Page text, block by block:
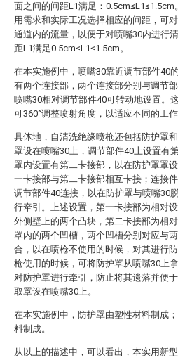
面之间的间距L1满足：0.5cm≤L1≤1.5cm
用需求和实际工况选择相应的间距，可
通道内的流量，以便于对喷嘴30内进行
距L1满足0.5cm≤L1≤1.5cm。
在本实施例中，喷嘴30靠近调节部件40
有两个连接部，两个连接部分别与调节
喷嘴30相对调节部件40可转动地设置。
可360°调整喷射角度，以适应不同的工作
具体地，自清洗绝缘喷枪还包括防护罩
罩设在喷嘴30上，调节部件40上设置有
罩内设置有第二卡接部，以在防护罩罩
一卡接部与第二卡接部相互卡接；连接
调节部件40连接，以在防护罩与喷嘴30
行牵引。上述设置，第一卡接部为相对
外侧壁上的两个凸块，第二卡接部为相
罩内的两个凹槽，两个凹槽分别对应与
合，以在喷枪不使用的时候，对其进行
枪使用的时候，可将防护罩从喷嘴30上
对防护罩进行牵引，防止将其遗落并便
取罩设在喷嘴30上。
在本实施例中，防护罩由塑性材料制成
料制成。
从以上的描述中，可以看出，本实用新